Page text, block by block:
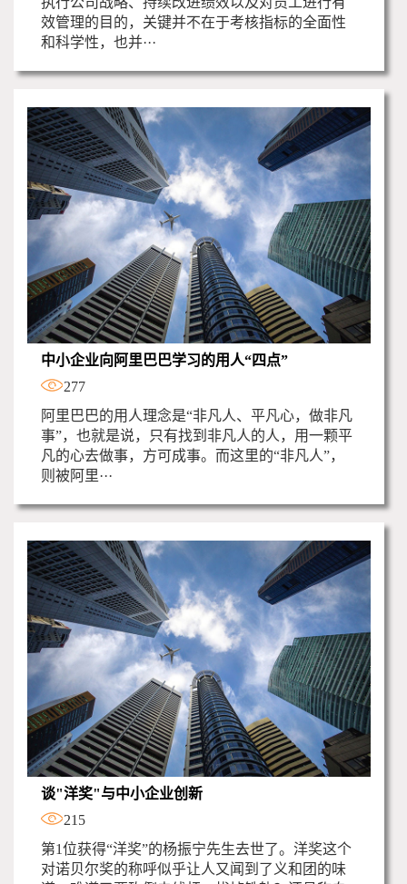
效管理的目的，关键并不在于考核指标的全面性
和科学性，也并···
中小企业向阿里巴巴学习的用人“四点”
277
阿里巴巴的用人理念是“非凡人、平凡心，做非凡
事”，也就是说，只有找到非凡人的人，用一颗平
凡的心去做事，方可成事。而这里的“非凡人”，
则被阿里···
谈"洋奖"与中小企业创新
215
第1位获得“洋奖”的杨振宁先生去世了。洋奖这个
对诺贝尔奖的称呼似乎让人又闻到了义和团的味